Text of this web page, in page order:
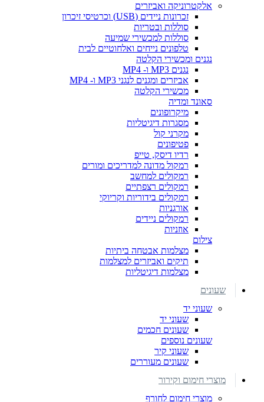
אלקטרוניקה ואביזרים
זכרונות ניידים (USB) וכרטיסי זיכרון
סוללות ובטריות
סוללות למכשירי שמיעה
טלפונים נייחים ואלחוטיים לבית
נגנים ומכשירי הקלטה
נגנים MP3 ו- MP4
אביזרים ומגנים לנגני MP3 ו- MP4
מכשירי הקלטה
סאונד ומדיה
מיקרופונים
מסגרות דיגיטליות
מקרני קול
פטיפונים
רדיו דיסק, טייפ
רמקול מדונה למדריכים ומורים
רמקולים למחשב
רמקולים רצפתיים
רמקולים בידוריות וקריוקי
אורגניות
רמקולים ניידים
אוזניות
צילום
מצלמות אבטחה ביתיות
תיקים ואביזרים למצלמות
מצלמות דיגיטליות
שעונים
שעוני יד
שעוני יד
שעונים חכמים
שעונים נוספים
שעוני קיר
שעונים מעוררים
מוצרי חימום וקירור
מוצרי חימום לחורף